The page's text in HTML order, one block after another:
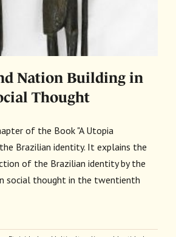
Nation Building in
Thought
of the Book "A Utopia
Brazilian identity. It explains the
of the Brazilian identity by the
social thought in the twentienth